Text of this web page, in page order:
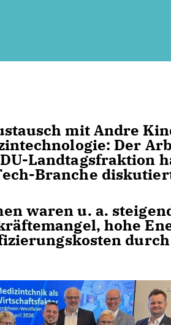
mit Andre
Der
Landtagsfraktion
Branche
waren u. a.
hohe